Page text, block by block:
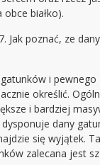
białko).
Jak poznać, ze
i pewnego
określić.
i bardziej
dysponuje dany
się wyjątek.
zalecana jest